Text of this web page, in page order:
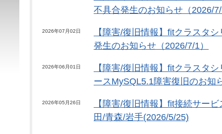
不具合発生のお知らせ（2026/
2026年07月02日
【障害/復旧情報】fitクラスタ
発生のお知らせ（2026/7/1）
2026年06月01日
【障害/復旧情報】fitクラスタ
ースMySQL5.1障害復旧のお知
2026年05月26日
【障害/復旧情報】fit接続サー
田/青森/岩手(2026/5/25)